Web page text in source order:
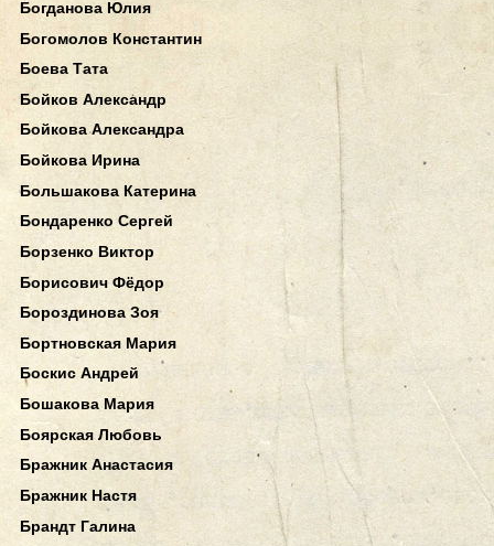
Богданова Юлия
Богомолов Константин
Боева Тата
Бойков Александр
Бойкова Александра
Бойкова Ирина
Большакова Катерина
Бондаренко Сергей
Борзенко Виктор
Борисович Фёдор
Бороздинова Зоя
Бортновская Мария
Боскис Андрей
Бошакова Мария
Боярская Любовь
Бражник Анастасия
Бражник Настя
Брандт Галина